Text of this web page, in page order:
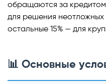
обращаются за кредитом
для решения
остальные 15% — для
📊 Основные